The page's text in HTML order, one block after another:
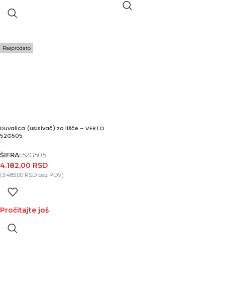
Rasprodato
Duvalica (usisivač) za lišće – VERTO
52G505
ŠIFRA: 52G505
4.182,00 RSD
(3.485,00 RSD bez PDV)
Pročitajte još